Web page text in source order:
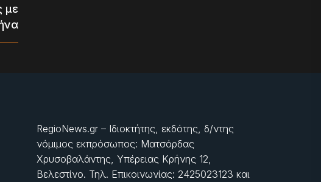
με
RegioNews.gr – Ιδιοκτήτης, εκδότης, δ/ντης
νόμιμος εκπρόσωπος: Ματσόρδας
Χρυσοβαλάντης, Υπέρειας Κρήνης 12,
Βελεστίνο. Τηλ. Επικοινωνίας: 2425023123 και